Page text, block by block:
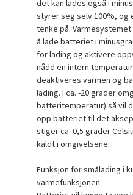
det kan lades også i
styrer seg selv 100%, og
tenke på.
å lade batteriet i
for lading og aktivere
nådd en intern
deaktiveres varmen og
lading. I ca. -20 grader
batteritemperatur) så vil
opp batteriet til det
stiger ca. 0,5 grader
kaldt i omgivelsene.
Funksjon for smålading i
varmefunksjonen